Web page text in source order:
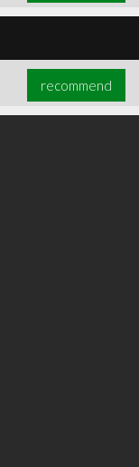
recommend